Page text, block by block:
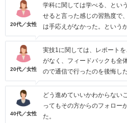
20代／女性
学科に関しては学べる、とい
せると言った感じの習熟度で
は手応えがなかった。という
20代／女性
実技1に関しては、レポート
がなく、フィードバックも全
ので通信で行ったのを後悔した
40代／女性
どう進めていいかわからない
ってもその方からのフォロー
た。